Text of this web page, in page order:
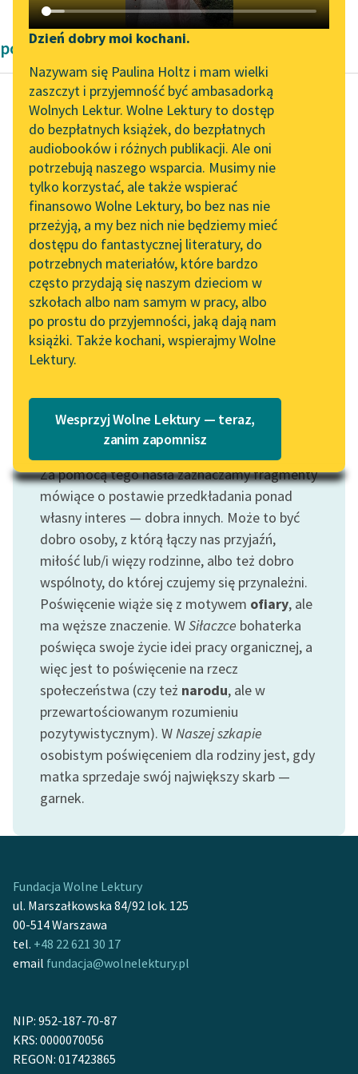
Katalog DAISY
Podkasty o książkach
Zgłoś brak utworu
Aktualności
Zapraszamy na spotkanie
online z tłumaczkami
literatury skandynawskiej
Spotkanie z Katarzyną
Tunkiel w Oslo
Wolne Lektury na 32.
Pol’and’Rock Festivalu
„Kochanek Lady
Chatterley” do słuchania
na Wolnych Lekturach
Nowy audiobook –
„Marzenie o Oriencie”
Lektury szkolne i klasyka
literatury do słuchania dla
uczennic i uczniów z
niepełnosprawnościami
E-kolekcja lektur
szkolnych i literatury do
słuchania dla uczennic i
uczniów z
niepełnosprawnościami
Feministyczne inspiracje.
Popularyzacja
skandynawskiej literatury
feministycznej
Ręce pełne poezji
Kolekcje edukacyjne
do domeny publicznej,
Odkurzamy bohaterów
Szkoła Poezji Wolnych
Lektur
Narzędzia
Mapa Wolnych Lektur
Leśmianator
Przewodnik dla piszących i
czytających
API
OAI-PMH
Widget Wolnych Lektur
Przypisy
Katalog w formacie PDF
Kontakt
O projekcie
Dzień dobry moi kochani.
Nazywam się Paulina Holtz i mam wielki
zaszczyt i przyjemność być ambasadorką
Wolnych Lektur. Wolne Lektury to dostęp
do bezpłatnych książek, do bezpłatnych
audiobooków i różnych publikacji. Ale oni
potrzebują naszego wsparcia. Musimy nie
tylko korzystać, ale także wspierać
finansowo Wolne Lektury, bo bez nas nie
przeżyją, a my bez nich nie będziemy mieć
dostępu do fantastycznej literatury, do
potrzebnych materiałów, które bardzo
często przydają się naszym dzieciom w
szkołach albo nam samym w pracy, albo
po prostu do przyjemności, jaką dają nam
książki. Także kochani, wspierajmy Wolne
Lektury.
Wesprzyj Wolne Lektury — teraz,
zanim zapomnisz
powieści Bolesław Prus
Bolesław Prus
Anielka
— Patrzcie, Gajdo… Ta
Matka Boska jest złota
i poświęcona w
Rzymie. Dostałam ją
od mamy...
Czytaj więcej
Motyw: Poświęcenie
Za pomocą tego hasła zaznaczamy fragmenty
mówiące o postawie przedkładania ponad
własny interes — dobra innych. Może to być
dobro osoby, z którą łączy nas przyjaźń,
miłość lub/i więzy rodzinne, albo też dobro
wspólnoty, do której czujemy się przynależni.
Poświęcenie wiąże się z motywem ofiary, ale
ma węższe znaczenie. WSiłaczce bohaterka
poświęca swoje życie idei pracy organicznej, a
więc jest to poświęcenie na rzecz
społeczeństwa (czy też narodu, ale w
przewartościowanym rozumieniu
pozytywistycznym). WNaszej szkapie
osobistym poświęceniem dla rodziny jest, gdy
matka sprzedaje swój największy skarb —
garnek.
Fundacja Wolne Lektury
ul. Marszałkowska 84/92 lok. 125
00-514 Warszawa
tel. +48 22 621 30 17
email fundacja@wolnelektury.pl
NIP: 952-187-70-87
KRS: 0000070056
REGON: 017423865